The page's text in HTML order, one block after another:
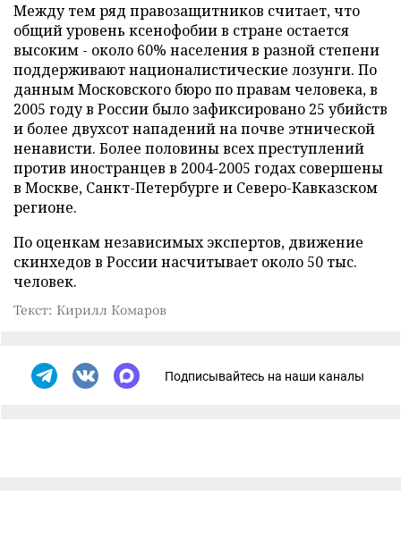
Между тем ряд правозащитников считает, что
общий уровень ксенофобии в стране остается
высоким - около 60% населения в разной степени
поддерживают националистические лозунги. По
данным Московского бюро по правам человека, в
2005 году в России было зафиксировано 25 убийств
и более двухсот нападений на почве этнической
ненависти. Более половины всех преступлений
против иностранцев в 2004-2005 годах совершены
в Москве, Санкт-Петербурге и Северо-Кавказском
регионе.
По оценкам независимых экспертов, движение
скинхедов в России насчитывает около 50 тыс.
человек.
Текст: Кирилл Комаров
Подписывайтесь на наши каналы